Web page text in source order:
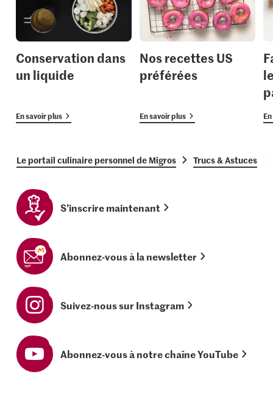
Conservation dans
un liquide
En savoir plus
Nos recettes US
préférées
En savoir plus
Le portail culinaire personnel de Migros Trucs & Astuces
S’inscrire maintenant
Abonnez-vous à la newsletter
Suivez-nous sur Instagram
Abonnez-vous à notre chaîne YouTube